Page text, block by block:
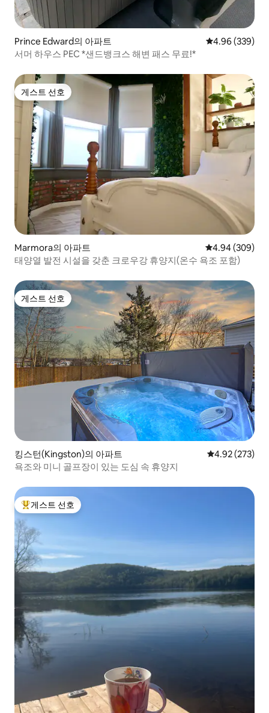
Prince Edward의 아파트 평점 4.96점(5
4.96 (339)
서머 하우스 PEC *샌드뱅크스 해변 패스 무료!*
게스트 선호
게스트 선호
Marmora의 아파트 평점 4.94점(5
4.94 (309)
태양열 발전 시설을 갖춘 크로우강 휴양지(온수 욕조 포함)
게스트 선호
게스트 선호
킹스턴(Kingston)의 아파트 평점 4.92점(5
4.92 (273)
욕조와 미니 골프장이 있는 도심 속 휴양지
상위 게스트 선호
게스트 선호